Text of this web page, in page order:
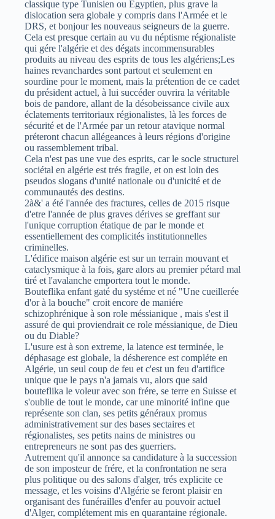
classique type Tunisien ou Egyptien, plus grave la
dislocation sera globale y compris dans l'Armée et le
DRS, et bonjour les nouveaus seigneurs de la guerre.
Cela est presque certain au vu du néptisme régionaliste
qui gére l'algérie et des dégats incommensurables
produits au niveau des esprits de tous les algériens;Les
haines revanchardes sont partout et seulement en
sourdine pour le moment, mais la prétention de ce cadet
du président actuel, à lui succéder ouvrira la véritable
bois de pandore, allant de la désobeissance civile aux
éclatements territoriaux régionalistes, là les forces de
sécurité et de l'Armée par un retour atavique normal
préteront chacun allégeances à leurs régions d'origine
ou rassemblement tribal.
Cela n'est pas une vue des esprits, car le socle structurel
sociétal en algérie est trés fragile, et on est loin des
pseudos slogans d'unité nationale ou d'unicité et de
communautés des destins.
2à&' a été l'année des fractures, celles de 2015 risque
d'etre l'année de plus graves dérives se greffant sur
l'unique corruption étatique de par le monde et
essentiellement des complicités institutionnelles
criminelles.
L'édifice maison algérie est sur un terrain mouvant et
cataclysmique à la fois, gare alors au premier pétard mal
tiré et l'avalanche emportera tout le monde.
Bouteflika enfant gaté du systéme et né "Une cueillerée
d'or à la bouche" croit encore de maniére
schizophrénique à son role méssianique , mais s'est il
assuré de qui proviendrait ce role méssianique, de Dieu
ou du Diable?
L'usure est à son extreme, la latence est terminée, le
déphasage est globale, la désherence est compléte en
Algérie, un seul coup de feu et c'est un feu d'artifice
unique que le pays n'a jamais vu, alors que said
bouteflika le voleur avec son frére, se terre en Suisse et
s'oublie de tout le monde, car une minorité infine que
représente son clan, ses petits généraux promus
administrativement sur des bases sectaires et
régionalistes, ses petits nains de ministres ou
entrepreneurs ne sont pas des guerriers.
Autrement qu'il annonce sa candidature à la succession
de son imposteur de frére, et la confrontation ne sera
plus politique ou des salons d'alger, trés explicite ce
message, et les voisins d'Algérie se feront plaisir en
organisant des funérailles d'enfer au pouvoir actuel
d'Alger, complétement mis en quarantaine régionale.